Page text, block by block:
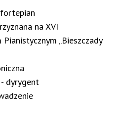
na XVI
„Bieszczady
dyrygent